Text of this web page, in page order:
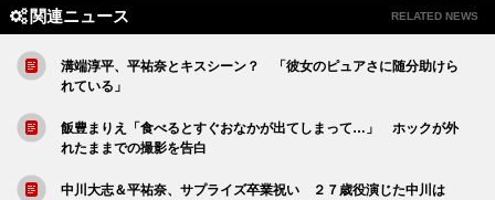
関連ニュース RELATED NEWS
溝端淳平、平祐奈とキスシーン？ 「彼女のピュアさに随分助けら
れている」
飯豊まりえ「食べるとすぐおなかが出てしまって…」 ホックが外
れたままでの撮影を告白
中川大志＆平祐奈、サプライズ卒業祝い ２７歳役演じた中川は